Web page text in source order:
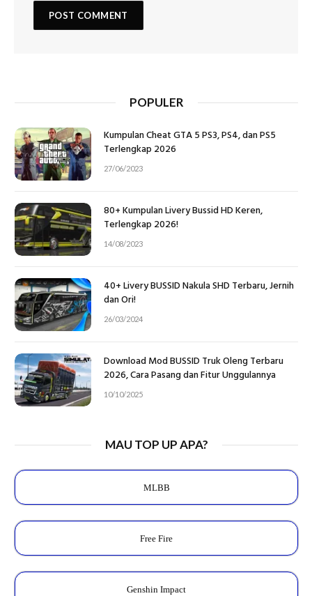
POPULER
Kumpulan Cheat GTA 5 PS3, PS4, dan PS5
Terlengkap 2026
27/06/2023
80+ Kumpulan Livery Bussid HD Keren,
Terlengkap 2026!
14/08/2023
40+ Livery BUSSID Nakula SHD Terbaru, Jernih
dan Ori!
26/03/2024
Download Mod BUSSID Truk Oleng Terbaru
2026, Cara Pasang dan Fitur Unggulannya
10/10/2025
MAU TOP UP APA?
MLBB
Free Fire
Genshin Impact